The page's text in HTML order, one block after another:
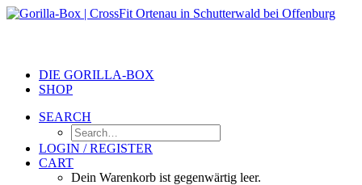
DIE GORILLA-BOX
SHOP
SEARCH
LOGIN / REGISTER
CART
Dein Warenkorb ist gegenwärtig leer.